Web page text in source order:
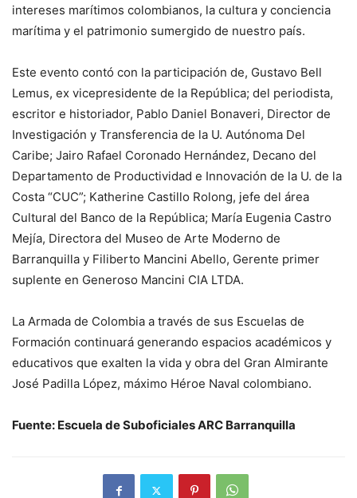
intereses marítimos colombianos, la cultura y conciencia
marítima y el patrimonio sumergido de nuestro país.
Este evento contó con la participación de, Gustavo Bell
Lemus, ex vicepresidente de la República; del periodista,
escritor e historiador, Pablo Daniel Bonaveri, Director de
Investigación y Transferencia de la U. Autónoma Del
Caribe; Jairo Rafael Coronado Hernández, Decano del
Departamento de Productividad e Innovación de la U. de la
Costa “CUC”; Katherine Castillo Rolong, jefe del área
Cultural del Banco de la República; María Eugenia Castro
Mejía, Directora del Museo de Arte Moderno de
Barranquilla y Filiberto Mancini Abello, Gerente primer
suplente en Generoso Mancini CIA LTDA.
La Armada de Colombia a través de sus Escuelas de
Formación continuará generando espacios académicos y
educativos que exalten la vida y obra del Gran Almirante
José Padilla López, máximo Héroe Naval colombiano.
Fuente: Escuela de Suboficiales ARC Barranquilla